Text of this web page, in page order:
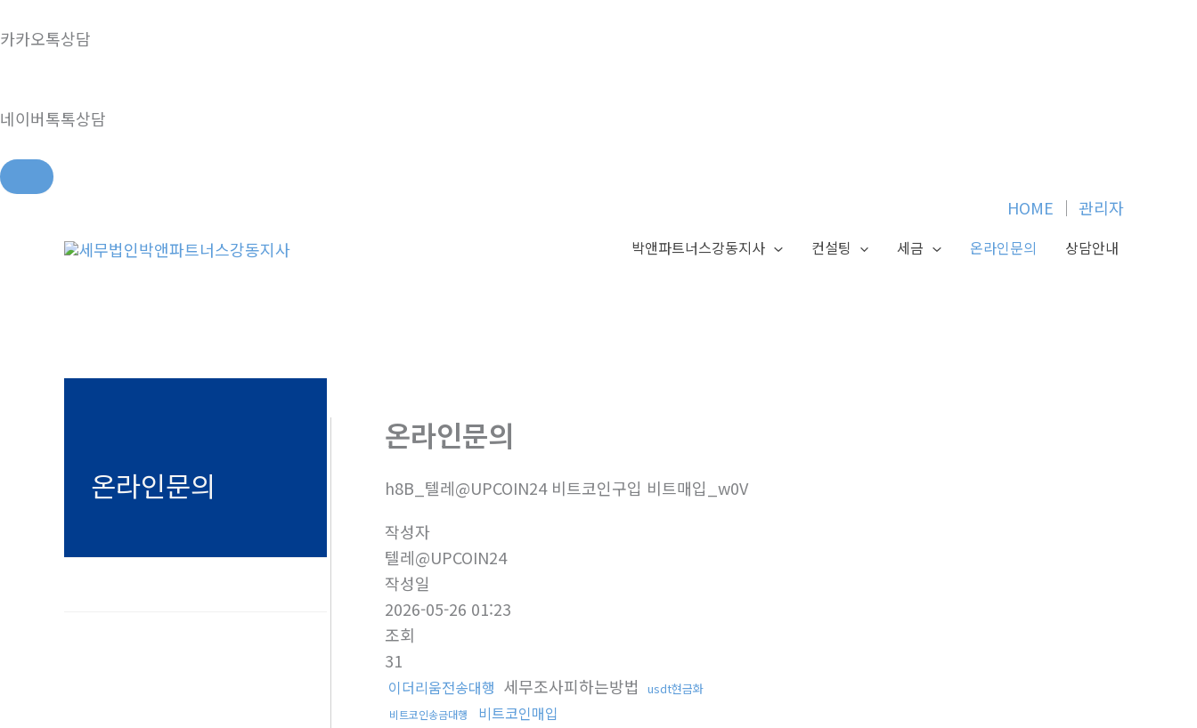
카카오톡상담
네이버톡톡상담
HOME │ 관리자
박앤파트너스강동지사 컨설팅 세금 온라인문의 상담안내
온라인문의
온라인문의
h8B_텔레@UPCOIN24 비트코인구입 비트매입_w0V
작성자
텔레@UPCOIN24
작성일
2026-05-26 01:23
조회
31
이더리움전송대행 세무조사피하는방법 usdt현금화
비트코인송금대행 비트코인매입